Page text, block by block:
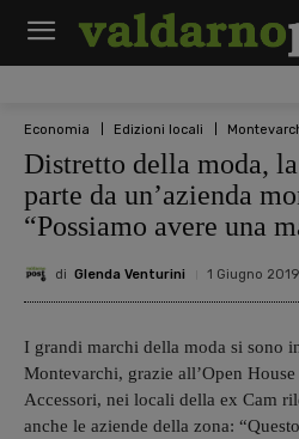
Economia Edizioni locali
Distretto della moda,
parte da un’azienda
“Possiamo avere una
di Glenda Venturini 1 Giugno 2019
I grandi marchi della moda si sono
Montevarchi, grazie all’Open
Accessori, nei locali della ex Cam
anche le aziende della zona: